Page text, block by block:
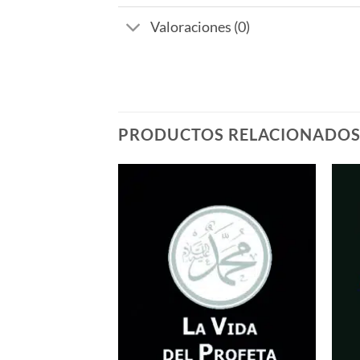
Valoraciones (0)
PRODUCTOS RELACIONADOS